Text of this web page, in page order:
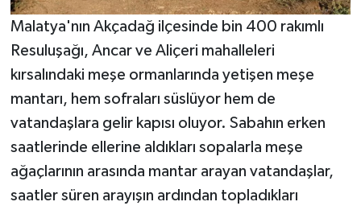
Malatya'nın Akçadağ ilçesinde bin 400 rakımlı
Resuluşağı, Ancar ve Aliçeri mahalleleri
kırsalındaki meşe ormanlarında yetişen meşe
mantarı, hem sofraları süslüyor hem de
vatandaşlara gelir kapısı oluyor. Sabahın erken
saatlerinde ellerine aldıkları sopalarla meşe
ağaçlarının arasında mantar arayan vatandaşlar,
saatler süren arayışın ardından topladıkları